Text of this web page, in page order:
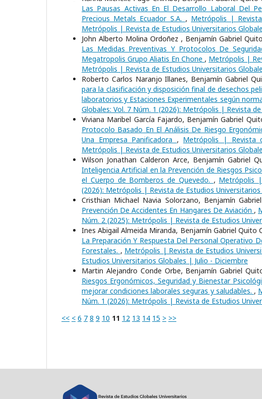
Las Pausas Activas En El Desarrollo Laboral Del
Precious Metals Ecuador S.A. , Metrópolis |
Metrópolis | Revista de Estudios Universitarios
John Alberto Molina Ordoñez , Benjamín Gabriel
Las Medidas Preventivas Y Protocolos De
Megatropolis Grupo Aliatis En Chone , Metrópolis |
Metrópolis | Revista de Estudios Universitarios
Roberto Carlos Naranjo Illanes, Benjamín Gabriel
para la clasificación y disposición final de desechos
laboratorios y Estaciones Experimentales según
Globales: Vol. 7 Núm. 1 (2026): Metrópolis | Revista
Viviana Maribel García Fajardo, Benjamín Gabriel
Protocolo Basado En El Análisis De Riesgo
Una Empresa Panificadora , Metrópolis | Revista
Metrópolis | Revista de Estudios Universitarios
Wilson Jonathan Calderon Arce, Benjamín Gabriel
Inteligencia Artificial en la Prevención de Riesgos
el Cuerpo de Bomberos de Quevedo. , Metrópolis |
(2026): Metrópolis | Revista de Estudios
Cristhian Michael Navia Solorzano, Benjamín
Prevención De Accidentes En Hangares De Aviación ,
Núm. 2 (2025): Metrópolis | Revista de Estudios
Ines Abigail Almeida Miranda, Benjamín Gabriel Quito
La Preparación Y Respuesta Del Personal Operativo
Forestales. , Metrópolis | Revista de Estudios
Estudios Universitarios Globales | Julio - Diciembre
Martin Alejandro Conde Orbe, Benjamín Gabriel
Riesgos Ergonómicos, Seguridad y Bienestar
mejorar condiciones laborales seguras y saludables. ,
Núm. 1 (2026): Metrópolis | Revista de Estudios
<< < 6 7 8 9 10 11 12 13 14 15 > >>